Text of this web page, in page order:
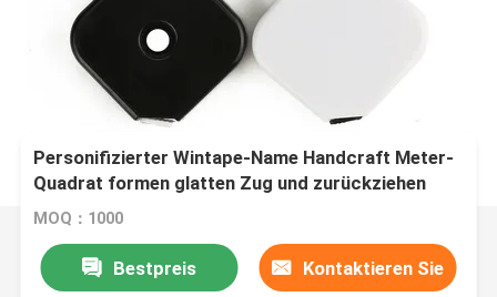
Personifizierter Wintape-Name Handcraft Meter-
Quadrat formen glatten Zug und zurückziehen
Mechanismus-Maße aufnehmen mit
MOQ：1000
Bestpreis Kontaktieren Sie